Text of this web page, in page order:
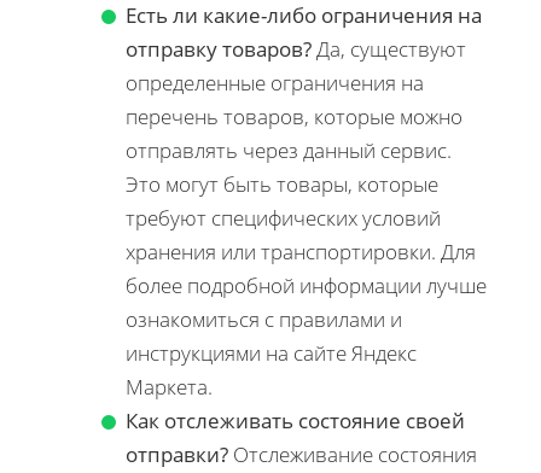
Есть ли какие-либо ограничения на
отправку товаров?Да, существуют
определенные ограничения на
перечень товаров, которые можно
отправлять через данный сервис.
Это могут быть товары, которые
требуют специфических условий
хранения или транспортировки. Для
более подробной информации лучше
ознакомиться с правилами и
инструкциями на сайте Яндекс
Маркета.
Как отслеживать состояние своей
отправки? Отслеживание состояния